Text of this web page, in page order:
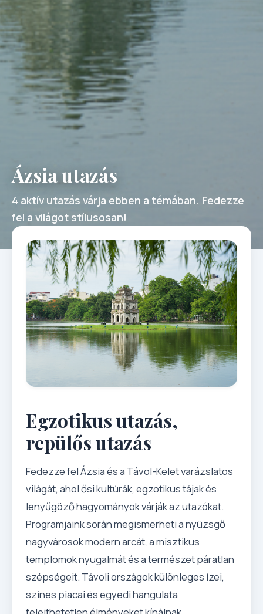
Ázsia utazás
4 aktív utazás várja ebben a témában. Fedezze
fel a világot stílusosan!
Egzotikus utazás,
repülős utazás
Fedezze fel Ázsia és a Távol-Kelet varázslatos
világát, ahol ősi kultúrák, egzotikus tájak és
lenyűgöző hagyományok várják az utazókat.
Programjaink során megismerheti a nyüzsgő
nagyvárosok modern arcát, a misztikus
templomok nyugalmát és a természet páratlan
szépségeit. Távoli országok különleges ízei,
színes piacai és egyedi hangulata